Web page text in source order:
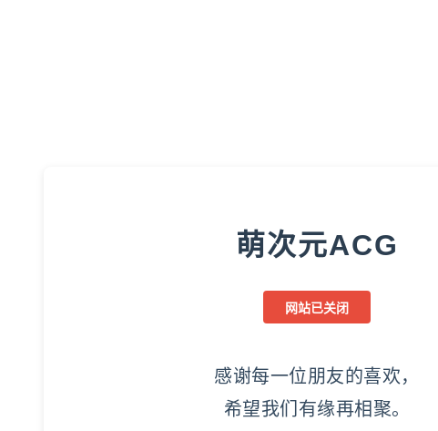
萌次元ACG
网站已关闭
感谢每一位朋友的喜欢，
希望我们有缘再相聚。